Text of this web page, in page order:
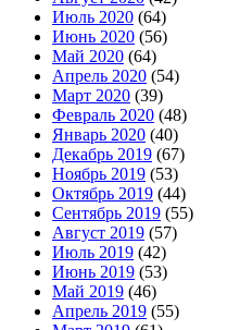
Июль 2020 (64)
Июнь 2020 (56)
Май 2020 (64)
Апрель 2020 (54)
Март 2020 (39)
Февраль 2020 (48)
Январь 2020 (40)
Декабрь 2019 (67)
Ноябрь 2019 (53)
Октябрь 2019 (44)
Сентябрь 2019 (55)
Август 2019 (57)
Июль 2019 (42)
Июнь 2019 (53)
Май 2019 (46)
Апрель 2019 (55)